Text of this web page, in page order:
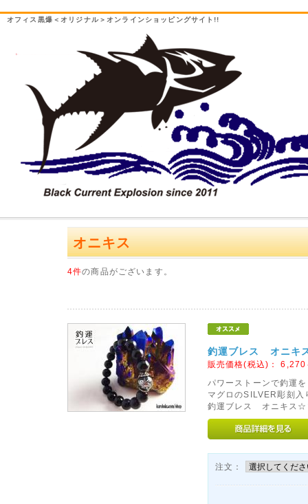
オフィス黒爆＜オリジナル＞オンラインショッピングサイト!!
オニキス
4件の商品がございます。
釣運ブレス オニキ
販売価格(税込)：6,270
パワーストーンで釣運
マグロのSILVER彫刻
釣運ブレス オニキス☆
注文：